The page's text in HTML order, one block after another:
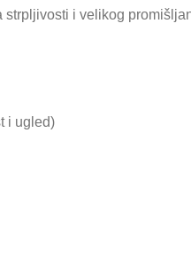
i velikog
i ugled)